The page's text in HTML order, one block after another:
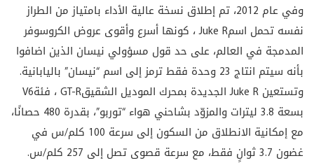
وفي عام 2012، تم إطلاق نسخة عالية الأداء بامتياز من الطراز
نفسه تحمل اسمJuke R، كونها أسرع وأقوى عروض الكروسوفر
المدمجة في العالم، على حد قول مسؤولي نيسان الذين اضافوا
بأنه سيتم انتاج 23 وحدة فقط ترمز إلى اسم “نيسان” باليابانية.
وتستعين Juke Rالجديدة بمحرك الموديل الشقيقGT-R، فئةV6
بسعة 3.8 ليترات والمزوّد بشاحني هواء “توربو”، بقدرة 480 حصانًا،
مع إمكانية الانطلاق من السكون إلى سرعة 100 كلم/س في
غضون 3.7 ثوانٍ فقط، مع سرعة قصوى تصل إلى 257 كلم/س
.